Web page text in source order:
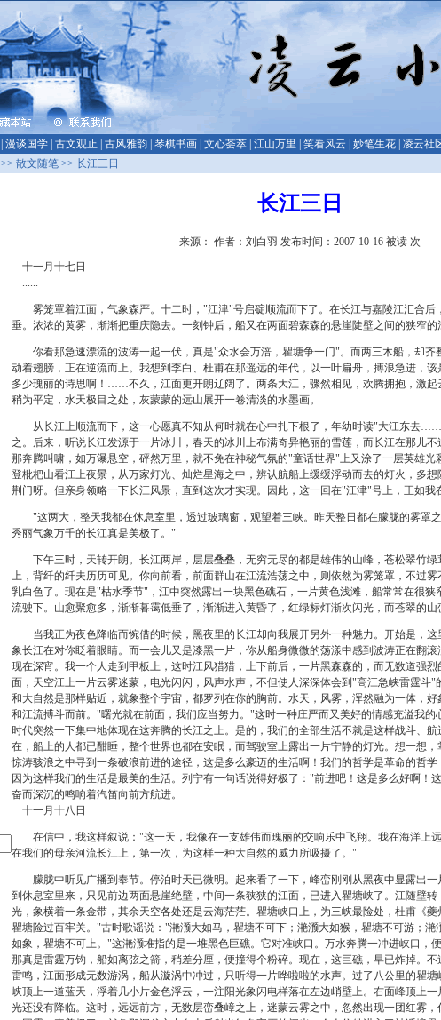
漫谈国学 古文观止 古风雅韵 琴棋书画 文心荟萃 江山万里 笑看风云 妙笔生花 凌云社
>> 散文随笔 >> 长江三日
长江三日
来源： 作者：刘白羽 发布时间：2007-10-16 被读 次
十一月十七日
......
雾笼罩着江面，气象森严。十二时，"江津"号启碇顺流而下了。在长江与嘉陵江汇合后
垂。浓浓的黄雾，渐渐把重庆隐去。一刻钟后，船又在两面碧森森的悬崖陡壁之间的狭窄的
你看那急速漂流的波涛一起一伏，真是"众水会万涪，瞿塘争一门"。而两三木船，却齐
动着翅膀，正在逆流而上。我想到李白、杜甫在那遥远的年代，以一叶扁舟，搏浪急进，
多少瑰丽的诗思啊！……不久，江面更开朗辽阔了。两条大江，骤然相见，欢腾拥抱，激起
稍为平定，水天极目之处，灰蒙蒙的远山展开一卷清淡的水墨画。
从长江上顺流而下，这一心愿真不知从何时就在心中扎下根了，年幼时读"大江东去
之。后来，听说长江发源于一片冰川，春天的冰川上布满奇异艳丽的雪莲，而长江在那儿
那奔腾叫啸，如万瀑悬空，砰然万里，就不免在神秘气氛的"童话世界"上又涂了一层英雄光
登枇杷山看江上夜景，从万家灯光、灿烂星海之中，辨认航船上缓缓浮动而去的灯火，多
荆门呀。但亲身领略一下长江风景，直到这次才实现。因此，这一回在"江津"号上，正如我
"这两大，整天我都在休息室里，透过玻璃窗，观望着三峡。昨天整日都在朦胧的雾罩
秀丽气象万千的长江真是美极了。"
下午三时，天转开朗。长江两岸，层层叠叠，无穷无尽的都是雄伟的山峰，苍松翠竹绿
上，背纤的纤夫历历可见。你向前看，前面群山在江流浩荡之中，则依然为雾笼罩，不过
乳白色了。现在是"枯水季节" ，江中突然露出一块黑色礁石，一片黄色浅滩，船常常在很
流驶下。山愈聚愈多，渐渐暮霭低垂了，渐渐进入黄昏了，红绿标灯渐次闪光，而苍翠的山
当我正为夜色降临而惋借的时候，黑夜里的长江却向我展开另外一种魅力。开始是，这
象长江在对你眨着眼睛。而一会儿又是漆黑一片，你从船身微微的荡漾中感到波涛正在翻
现在深宵。我一个人走到甲板上，这时江风猎猎，上下前后，一片黑森森的，而无数道强
面，天空江上一片云雾迷蒙，电光闪闪，风声水声，不但使人深深体会到"高江急峡雷霆斗"
和大自然是那样贴近，就象整个宇宙，都罗列在你的胸前。水天，风雾，浑然融为一体，
和江流搏斗而前。"曙光就在前面，我们应当努力。"这时一种庄严而又美好的情感充溢我的
时代突然一下集中地体现在这奔腾的长江之上。是的，我们的全部生活不就是这样战斗、
在，船上的人都已酣睡，整个世界也都在安眠，而驾驶室上露出一片宁静的灯光。想一想
惊涛骇浪之中寻到一条破浪前进的途径，这是多么豪迈的生活啊！我们的哲学是革命的哲
因为这样我们的生活是最美的生活。列宁有一句话说得好极了："前进吧！这是多么好啊
奋而深沉的鸣响着汽笛向前方航进。
十一月十八日
在信中，我这样叙说："这一天，我像在一支雄伟而瑰丽的交响乐中飞翔。我在海洋上
在我们的母亲河流长江上，第一次，为这样一种大自然的威力所吸摄了。"
朦胧中听见广播到奉节。停泊时天已微明。起来看了一下，峰峦刚刚从黑夜中显露出一
到休息室里来，只见前边两面悬崖绝壁，中间一条狭狭的江面，已进入瞿塘峡了。江随壁
光，象横着一条金带，其余天空各处还是云海茫茫。瞿塘峡口上，为三峡最险处，杜甫《夔
瞿塘险过百牢关。"古时歌谣说："滟滪大如马，瞿塘不可下；滟滪大如猴，瞿塘不可游；滟
如象，瞿塘不可上。"这滟滪堆指的是一堆黑色巨礁。它对准峡口。万水奔腾一冲进峡口，
那真是雷霆万钧，船如离弦之箭，稍差分厘，便撞得个粉碎。现在，这巨礁，早已炸掉。
雷鸣，江面形成无数游涡，船从漩涡中冲过，只听得一片哗啦啦的水声。过了八公里的瞿塘
峡顶上一道蓝天，浮着几小片金色浮云，一注阳光象闪电样落在左边峭壁上。右面峰顶上
光还没有降临。这时，远远前方，无数层峦叠嶂之上，迷蒙云雾之中，忽然出现一团红雾